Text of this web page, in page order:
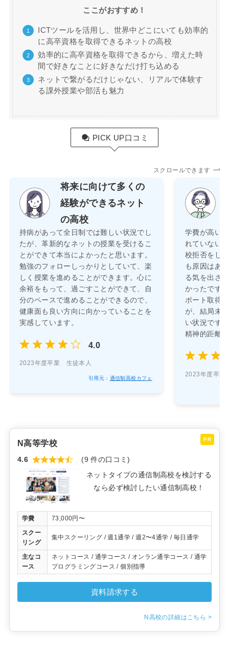
ここがおすすめ！
ICTツールを活用し、世界中どこにいても効率的
に高卒資格を取得できるネットの高校
効率的に高卒資格を取得できるから、増えた時
間で好きなことに好きなだけ打ち込める
ネットで繋がるだけじゃない、リアルで体験す
る課外授業や部活も魅力
PICK UP口コミ
スクロールできます
将来に向けて多くの
経験ができるネット
の高校
持病があって全日制では難しい状況でし
たが、革新的なネットの授業を受けるこ
とができて本当によかったと思います。
勉強のフォローしっかりとしていて、楽
しく授業を進めることができます。心に
余裕をもって、過ごすことができて、自
分のペースで進めることができるので、
健康面も良い方向に向かっていることを
実感しています。
4.0
2023年度卒業 生徒本人
引用元： 通信制高校カフェ
学費が高い
れていない
校拒否をし
も原因はあ
る気を出さ
かったです
ポート取得
が、結局未
い状況です
精神的距離
2023年度卒
N高等学校 PR
4.6
(9 件の口コミ)
ネットタイプの通信制高校を検討する
なら必ず検討したい通信制高校！
学費
73,000円〜
スクー
リング
集中スクーリング / 週1通学 / 週2〜4通学 / 毎日通学
主なコ
ース
ネットコース / 通学コース / オンラン通学コース / 通学
プログラミングコース / 個別指導
資料請求する
N高校の詳細はこちら >